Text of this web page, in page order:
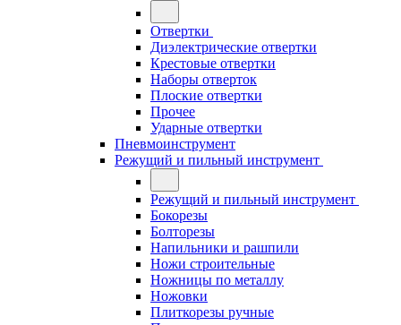
Отвертки
Диэлектрические отвертки
Крестовые отвертки
Наборы отверток
Плоские отвертки
Прочее
Ударные отвертки
Пневмоинструмент
Режущий и пильный инструмент
Режущий и пильный инструмент
Бокорезы
Болторезы
Напильники и рашпили
Ножи строительные
Ножницы по металлу
Ножовки
Плиткорезы ручные